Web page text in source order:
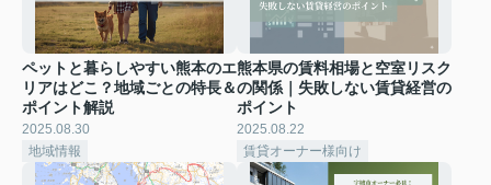
ペットと暮らしやすい熊本のエ
リアはどこ？地域ごとの特長＆
ポイント解説
2025.08.30
地域情報
熊本県の賃料相場と空室リスク
の関係｜失敗しない賃貸経営の
ポイント
2025.08.22
賃貸オーナー様向け